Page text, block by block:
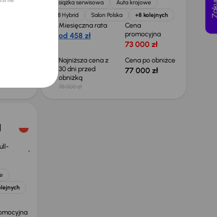
Książka serwisowa
Auta krajowe
1.8 Hybrid
Salon Polska +8 kolejnych
Miesięczna rata
od 458 zł
Cena
promocyjna
73 000 zł
Najniższa cena z
30 dni przed
obniżką
78 000 zł
Cena po obniżce
77 000 zł